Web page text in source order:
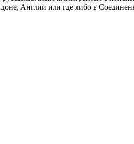
Англии или где либо в